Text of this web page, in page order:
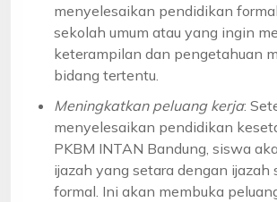
menyelesaikan pendidikan
sekolah umum atau yang ingin
keterampilan dan pengetahuan
bidang tertentu.
Meningkatkan peluang kerja:
menyelesaikan pendidikan
PKBM INTAN Bandung, siswa
ijazah yang setara dengan ijazah
formal. Ini akan membuka